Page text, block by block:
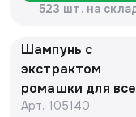
523 шт. на
Шампунь с
экстрактом
ромашки для
типов волос
Арт. 105140